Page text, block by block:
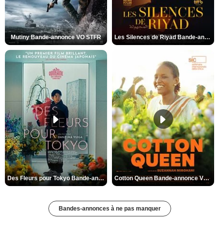
Mutiny Bande-annonce VO STFR Les Silences de Riyad Bande-annonce VO STFR
Des Fleurs pour Tokyo Bande-annonce VO STFR Cotton Queen Bande-annonce VO STFR
Bandes-annonces à ne pas manquer